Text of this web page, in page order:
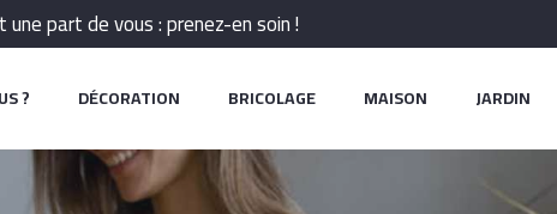
part de vous : prenez-en soin !
? DÉCORATION BRICOLAGE MAISON JARDIN